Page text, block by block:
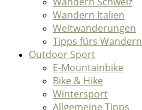
Wandern Italien
Weitwanderungen
Tipps fürs Wandern
Outdoor Sport
E-Mountainbike
Bike & Hike
Wintersport
Allgemeine Tipps